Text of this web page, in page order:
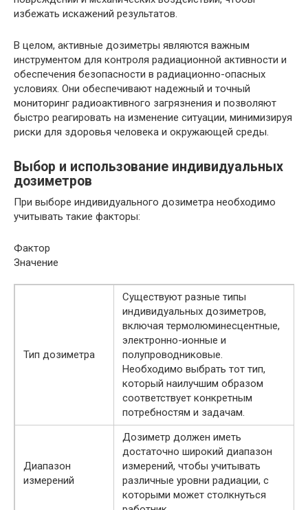
избежать искажений результатов.
В целом, активные дозиметры являются важным
инструментом для контроля радиационной активности и
обеспечения безопасности в радиационно-опасных
условиях. Они обеспечивают надежный и точный
мониторинг радиоактивного загрязнения и позволяют
быстро реагировать на изменение ситуации, минимизируя
риски для здоровья человека и окружающей среды.
Выбор и использование индивидуальных
дозиметров
При выборе индивидуального дозиметра необходимо
учитывать такие факторы:
Фактор
Значение
Тип дозиметра
Существуют разные типы
индивидуальных дозиметров,
включая термолюминесцентные,
электронно-ионные и
полупроводниковые.
Необходимо выбрать тот тип,
который наилучшим образом
соответствует конкретным
потребностям и задачам.
Диапазон
измерений
Дозиметр должен иметь
достаточно широкий диапазон
измерений, чтобы учитывать
различные уровни радиации, с
которыми может столкнуться